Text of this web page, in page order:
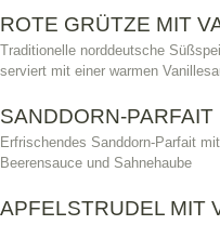
ROTE GRÜTZE MIT
Traditionelle norddeutsche
serviert mit einer warmen
SANDDORN-PARFAIT
Erfrischendes Sanddorn-Parfait
Beerensauce und Sahnehaube
APFELSTRUDEL MIT